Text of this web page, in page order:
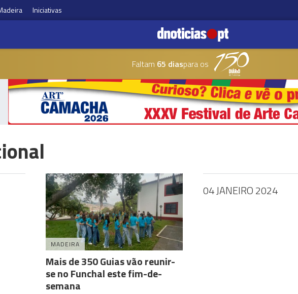
Iniciativas
Faltam 65 diaspara os
MADEIRA
Mais de 350 Guias vão reunir-
se no Funchal este fim-de-
semana
04 JANEIRO 2024